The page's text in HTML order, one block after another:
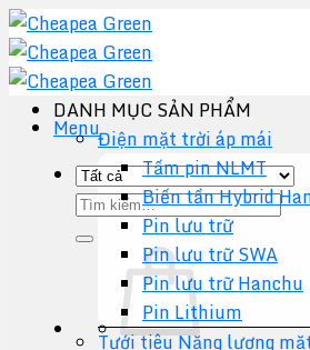
Chuyển
đến
nội
dung
Menu
Tìm
kiếm:
DANH MỤC SẢN PHẨM
Điện mặt trời áp mái
Tấm pin NLMT
Biến tần Hybrid
Pin lưu trữ
Pin lưu trữ SWA
Pin lưu trữ Hanchu
Pin Lithium
Tưới tiêu Năng lượng